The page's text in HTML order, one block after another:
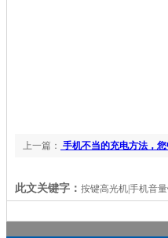
上一篇： 手机不当的充电方法，
此文关键字： 按键高光机|手机音